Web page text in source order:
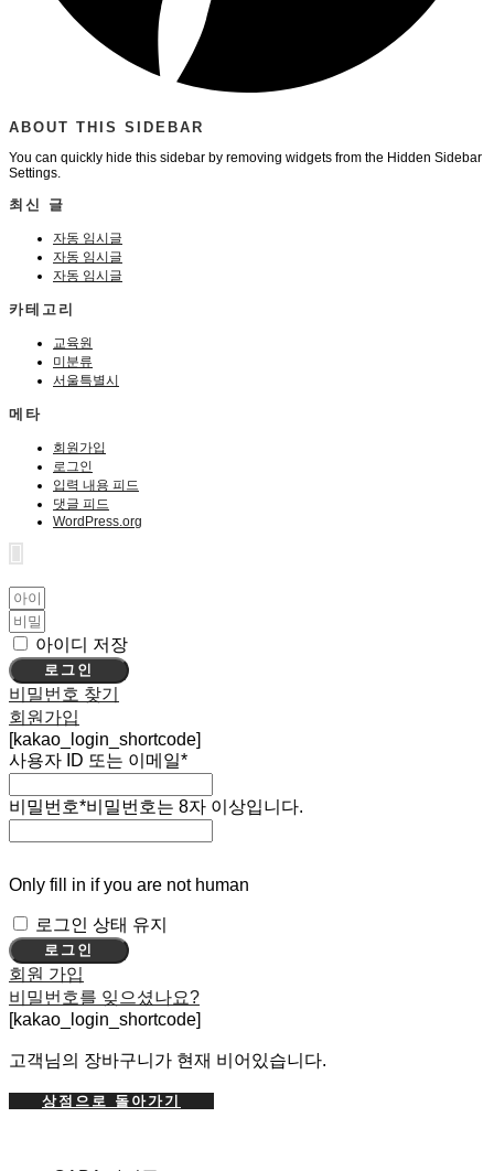
ABOUT THIS SIDEBAR
You can quickly hide this sidebar by removing widgets from the Hidden Sidebar
Settings.
최신 글
자동 임시글
자동 임시글
자동 임시글
카테고리
교육원
미분류
서울특별시
메타
회원가입
로그인
입력 내용 피드
댓글 피드
WordPress.org
아이디 저장
로그인
비밀번호 찾기
회원가입
[kakao_login_shortcode]
사용자 ID 또는 이메일*
비밀번호*비밀번호는 8자 이상입니다.
Only fill in if you are not human
로그인 상태 유지
회원 가입
비밀번호를 잊으셨나요?
[kakao_login_shortcode]
고객님의 장바구니가 현재 비어있습니다.
상점으로 돌아가기